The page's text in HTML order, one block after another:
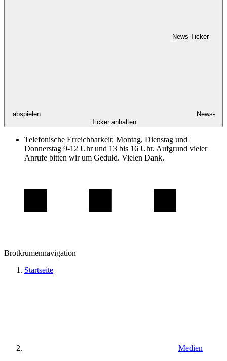
News-Ticker
abspielen
News-
Ticker anhalten
Telefonische Erreichbarkeit: Montag, Dienstag und
Donnerstag 9-12 Uhr und 13 bis 16 Uhr. Aufgrund vieler
Anrufe bitten wir um Geduld. Vielen Dank.
Brotkrumennavigation
Startseite
Medien